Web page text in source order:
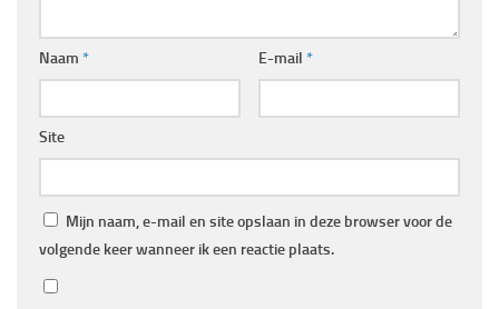
Naam * E-mail *
Site
Mijn naam, e-mail en site opslaan in deze browser voor de
volgende keer wanneer ik een reactie plaats.